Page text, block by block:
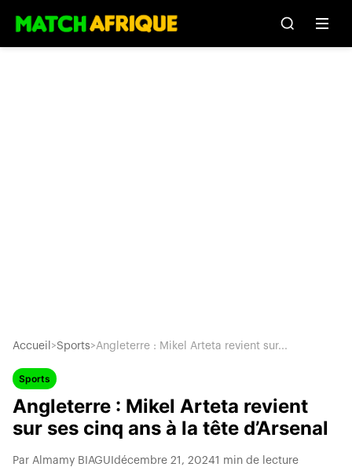
Accueil >Sports>Angleterre : Mikel Arteta revient sur...
Sports
Angleterre : Mikel Arteta revient
sur ses cinq ans à la tête d’Arsenal
Par Almamy BIAGUI décembre 21, 20241 min de lecture